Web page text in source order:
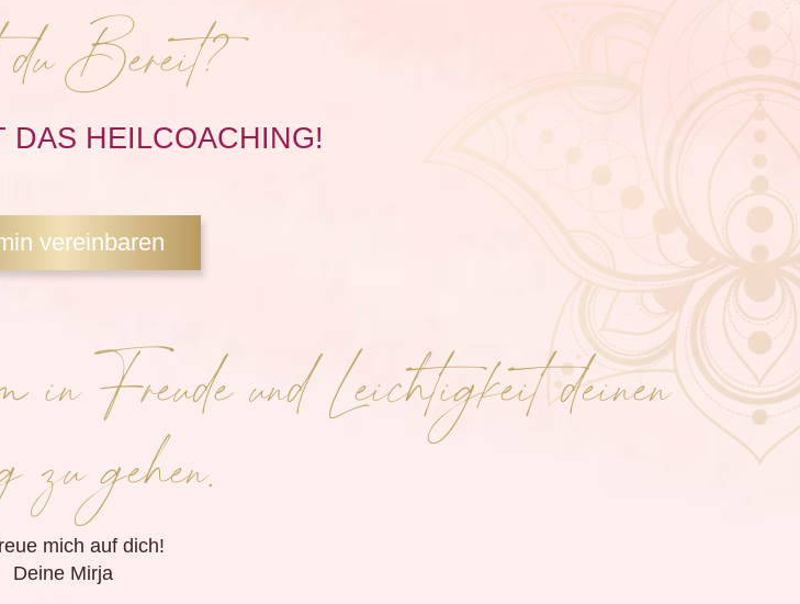
Bereit?
DAS HEILCOACHING!
vereinbaren
Freude und Leichtigkeit deinen
gehen.
mich auf dich!
Deine Mirja